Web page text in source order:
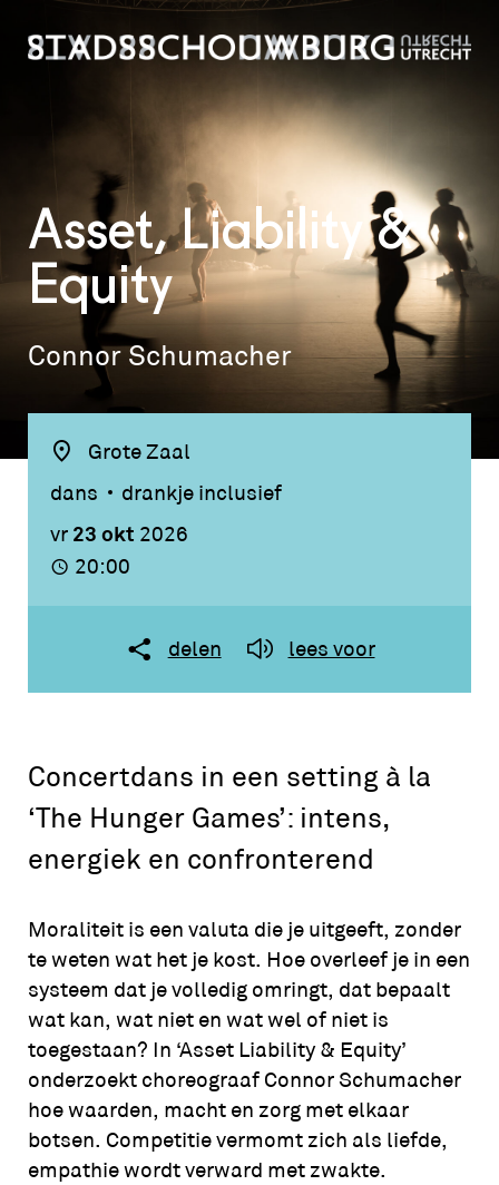
Asset, Liability &
Equity
Connor Schumacher
Grote Zaal
dans
drankje inclusief
vr 23 okt 2026
20:00
delen lees voor
Concertdans in een setting à la
‘The Hunger Games’: intens,
energiek en confronterend
Moraliteit is een valuta die je uitgeeft, zonder
te weten wat het je kost. Hoe overleef je in een
systeem dat je volledig omringt, dat bepaalt
wat kan, wat niet en wat wel of niet is
toegestaan? In ‘Asset Liability & Equity’
onderzoekt choreograaf Connor Schumacher
hoe waarden, macht en zorg met elkaar
botsen. Competitie vermomt zich als liefde,
empathie wordt verward met zwakte.